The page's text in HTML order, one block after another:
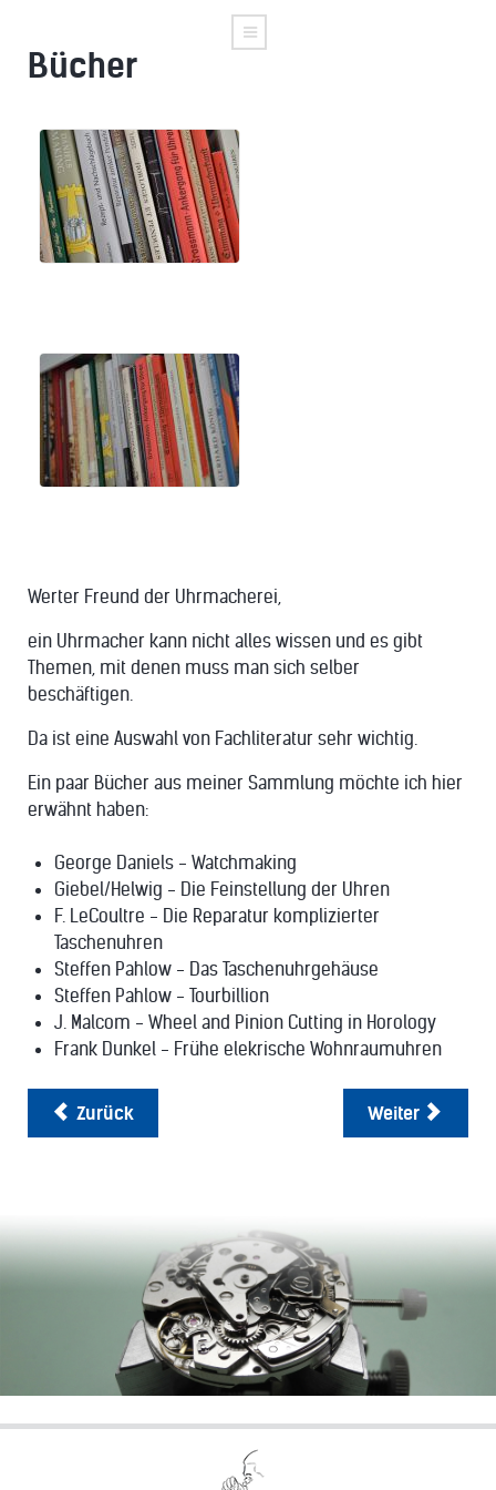
Bücher
Werter Freund der Uhrmacherei,
ein Uhrmacher kann nicht alles wissen und es gibt
Themen, mit denen muss man sich selber
beschäftigen.
Da ist eine Auswahl von Fachliteratur sehr wichtig.
Ein paar Bücher aus meiner Sammlung möchte ich hier
erwähnt haben:
George Daniels - Watchmaking
Giebel/Helwig - Die Feinstellung der Uhren
F. LeCoultre - Die Reparatur komplizierter
Taschenuhren
Steffen Pahlow - Das Taschenuhrgehäuse
Steffen Pahlow - Tourbillion
J. Malcom - Wheel and Pinion Cutting in Horology
Frank Dunkel - Frühe elekrische Wohnraumuhren
Zurück Weiter